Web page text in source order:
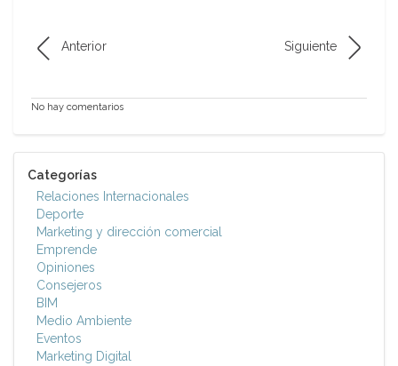
Anterior Siguiente
No hay comentarios
Categorías
Relaciones Internacionales
Deporte
Marketing y dirección comercial
Emprende
Opiniones
Consejeros
BIM
Medio Ambiente
Eventos
Marketing Digital